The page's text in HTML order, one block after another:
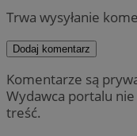
Trwa wysyłanie
Dodaj komentarz
Komentarze są
Wydawca portalu
treść.